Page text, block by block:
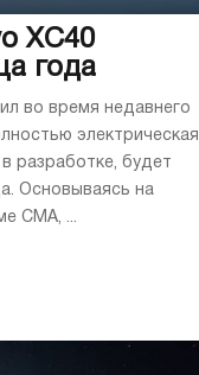
XC40
года
во время недавнего
электрическая
разработке, будет
Основываясь на
CMA, ...